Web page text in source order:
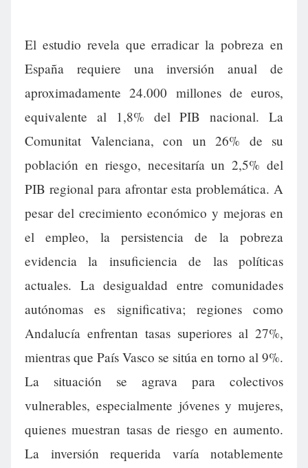
El estudio revela que erradicar la pobreza en
España requiere una inversión anual de
aproximadamente 24.000 millones de euros,
equivalente al 1,8% del PIB nacional. La
Comunitat Valenciana, con un 26% de su
población en riesgo, necesitaría un 2,5% del
PIB regional para afrontar esta problemática. A
pesar del crecimiento económico y mejoras en
el empleo, la persistencia de la pobreza
evidencia la insuficiencia de las políticas
actuales. La desigualdad entre comunidades
autónomas es significativa; regiones como
Andalucía enfrentan tasas superiores al 27%,
mientras que País Vasco se sitúa en torno al 9%.
La situación se agrava para colectivos
vulnerables, especialmente jóvenes y mujeres,
quienes muestran tasas de riesgo en aumento.
La inversión requerida varía notablemente